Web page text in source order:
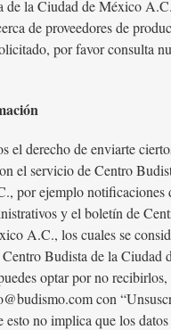
de la Ciudad de México
de proveedores de
por favor consulta
el derecho de enviarte
el servicio de Centro
por ejemplo notificaciones
y el boletín de
A.C., los cuales se
Budista de la Ciudad
optar por no
con
esto no implica que los